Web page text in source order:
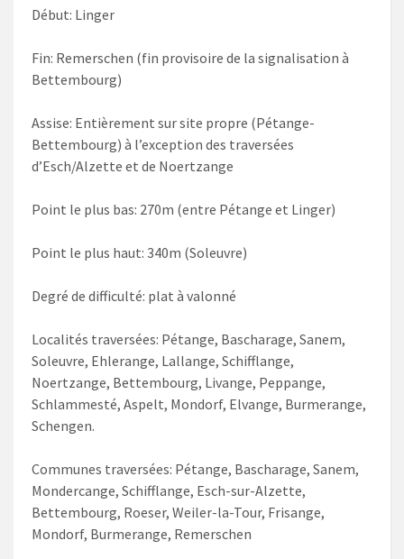
Début: Linger
Fin: Remerschen (fin provisoire de la signalisation à
Bettembourg)
Assise: Entièrement sur site propre (Pétange-
Bettembourg) à l’exception des traversées
d’Esch/Alzette et de Noertzange
Point le plus bas: 270m (entre Pétange et Linger)
Point le plus haut: 340m (Soleuvre)
Degré de difficulté: plat à valonné
Localités traversées: Pétange, Bascharage, Sanem,
Soleuvre, Ehlerange, Lallange, Schifflange,
Noertzange, Bettembourg, Livange, Peppange,
Schlammesté, Aspelt, Mondorf, Elvange, Burmerange,
Schengen.
Communes traversées: Pétange, Bascharage, Sanem,
Mondercange, Schifflange, Esch-sur-Alzette,
Bettembourg, Roeser, Weiler-la-Tour, Frisange,
Mondorf, Burmerange, Remerschen​